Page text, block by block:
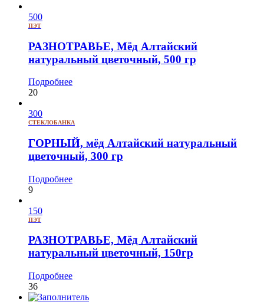
500
ПЭТ
РАЗНОТРАВЬЕ, Мёд Алтайский
натуральный цветочный, 500 гр
Подробнее
20
300
СТЕКЛОБАНКА
ГОРНЫЙ, мёд Алтайский натуральный
цветочный, 300 гр
Подробнее
9
150
ПЭТ
РАЗНОТРАВЬЕ, Мёд Алтайский
натуральный цветочный, 150гр
Подробнее
36